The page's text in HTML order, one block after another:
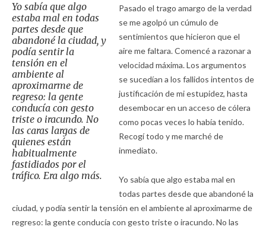
Yo sabía que algo
estaba mal en todas
partes desde que
abandoné la ciudad, y
podía sentir la
tensión en el
ambiente al
aproximarme de
regreso: la gente
conducía con gesto
triste o iracundo. No
las caras largas de
quienes están
habitualmente
fastidiados por el
tráfico. Era algo más.
Pasado el trago amargo de la verdad
se me agolpó un cúmulo de
sentimientos que hicieron que el
aire me faltara. Comencé a razonar a
velocidad máxima. Los argumentos
se sucedían a los fallidos intentos de
justificación de mi estupidez, hasta
desembocar en un acceso de cólera
como pocas veces lo había tenido.
Recogí todo y me marché de
inmediato.
Yo sabía que algo estaba mal en
todas partes desde que abandoné la
ciudad, y podía sentir la tensión en el ambiente al aproximarme de
regreso: la gente conducía con gesto triste o iracundo. No las